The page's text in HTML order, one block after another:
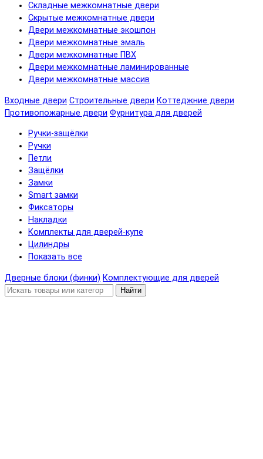
Складные межкомнатные двери
Скрытые межкомнатные двери
Двери межкомнатные экошпон
Двери межкомнатные эмаль
Двери межкомнатные ПВХ
Двери межкомнатные ламинированные
Двери межкомнатные массив
Входные двери Строительные двери Коттеджние двери
Противопожарные двери Фурнитура для дверей
Ручки-защёлки
Ручки
Петли
Защёлки
Замки
Smart замки
Фиксаторы
Накладки
Комплекты для дверей-купе
Цилиндры
Показать все
Дверные блоки (финки) Комплектующие для дверей
Найти